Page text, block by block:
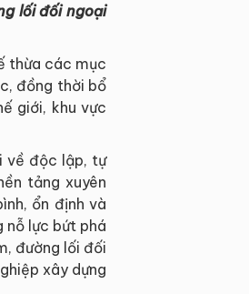
lối đối ngoại
thừa các mục
đồng thời bổ
giới, khu vực
về độc lập, tự
tảng xuyên
ổn định và
nỗ lực bứt phá
đường lối đối
xây dựng